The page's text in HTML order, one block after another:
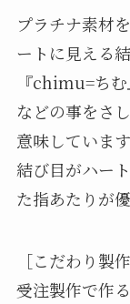
プラチナ素材
ートに見える
『chimu=ち
などの事をさ
意味しています
結び目がハー
た指あたりが
［こだわり製作
受注製作で作